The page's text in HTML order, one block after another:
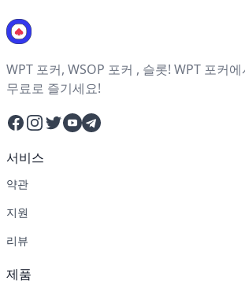
WPT 포커, WSOP 포커 , 슬롯! WPT 포커
무료로 즐기세요!
Facebook
Instagram
Twitter
YouTube
Telegram
서비스
약관
지원
리뷰
제품